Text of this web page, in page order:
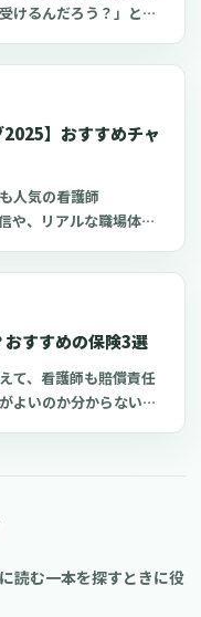
けるんだろう？」と思
や介護施設の仕事に生
等研修の指導教員にな
ます。
】おすすめチャ
人気の看護師
や、リアルな職場体験
チャンネルと、
ついてご紹介します。
従事者、さらには医療
ださいね。
すすめの保険3選
て、看護師も賠償責任
よいのか分からない」
。今回は、看護師の損
読む一本を探すときに役